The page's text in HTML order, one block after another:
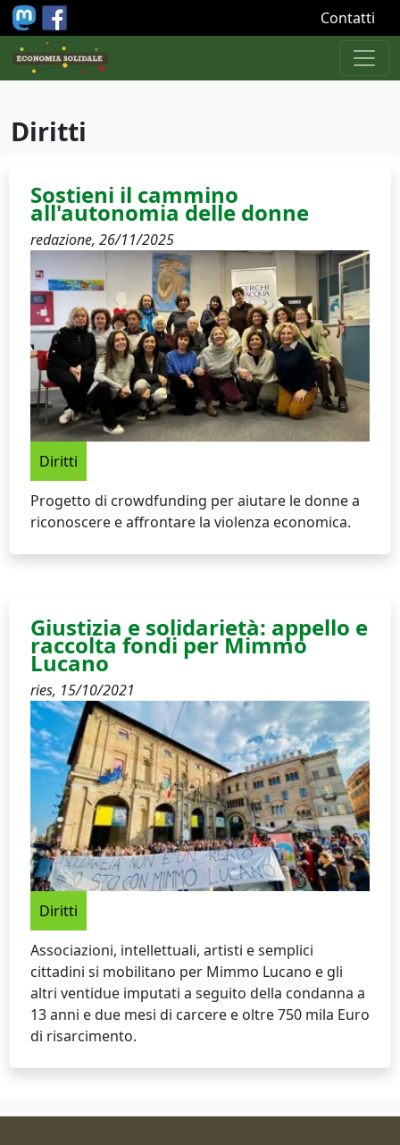
Salta al contenuto principale Contatti
Diritti
Sostieni il cammino
all'autonomia delle donne
redazione, 26/11/2025
Diritti
Progetto di crowdfunding per aiutare le donne a
riconoscere e affrontare la violenza economica.
Giustizia e solidarietà: appello e
raccolta fondi per Mimmo
Lucano
ries, 15/10/2021
Diritti
Associazioni, intellettuali, artisti e semplici
cittadini si mobilitano per Mimmo Lucano e gli
altri ventidue imputati a seguito della condanna a
13 anni e due mesi di carcere e oltre 750 mila Euro
di risarcimento.